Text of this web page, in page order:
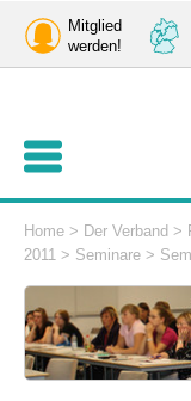
Mitglied
werden!
Home > Der Verband >
2011 > Seminare >